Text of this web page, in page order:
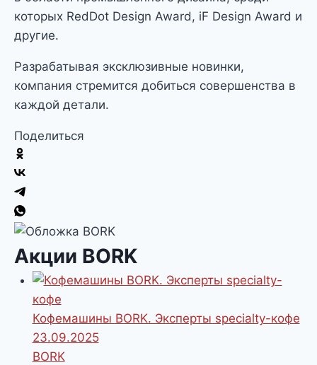
которых RedDot Design Award, iF Design Award и
другие.
Разрабатывая эксклюзивные новинки,
компания стремится добиться совершенства в
каждой детали.
Поделиться
Акции BORK
Кофемашины BORK. Эксперты specialty-кофе
23.09.2025
BORK